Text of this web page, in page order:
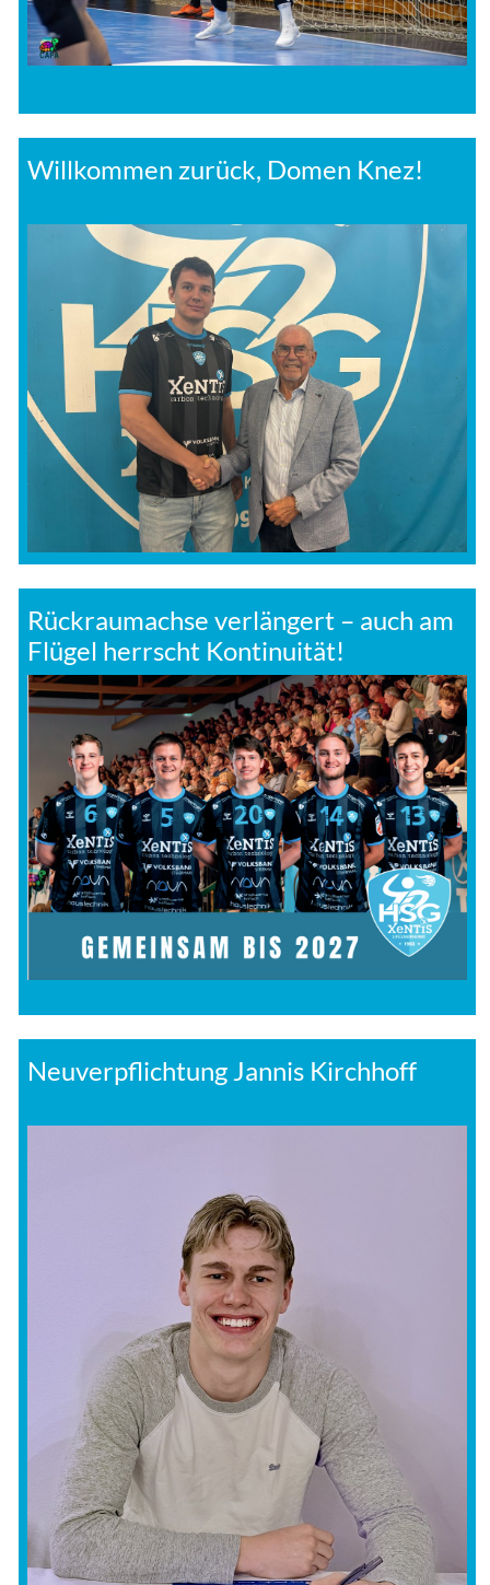
Willkommen zurück, Domen Knez!
Rückraumachse verlängert – auch am
Flügel herrscht Kontinuität!
Neuverpflichtung Jannis Kirchhoff